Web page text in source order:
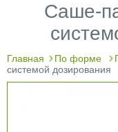
Cаше-
Главная По форме
системой дозирования